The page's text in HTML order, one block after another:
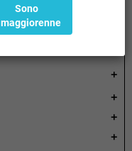
add
add
add
add
Sono
maggiorenne